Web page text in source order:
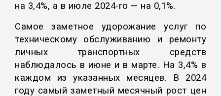
на 3,4%, а в июле 2024-го — на 0,1%.
Самое заметное удорожание услуг по
техническому обслуживанию и ремонту
личных транспортных средств
наблюдалось в июне и в марте. На 3,4% в
каждом из указанных месяцев. В 2024
году самый заметный месячный рост цен